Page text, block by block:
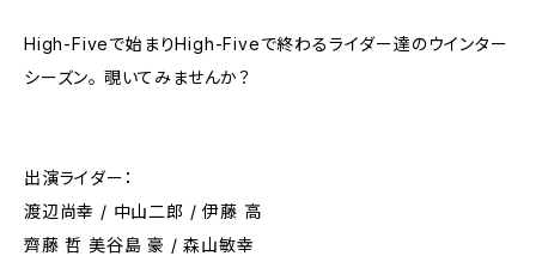
High-Fiveで始まりHigh-Fiveで終わるライダー達のウインター
シーズン。 覗いてみませんか？
出演ライダー：
渡辺尚幸 / 中山二郎 / 伊藤 高
齊藤 哲 美谷島 豪 / 森山敏幸